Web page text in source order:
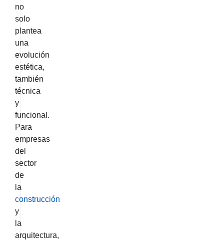
no
solo
plantea
una
evolución
estética,
también
técnica
y
funcional.
Para
empresas
del
sector
de
la
construcción
y
la
arquitectura,